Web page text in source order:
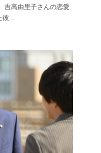
吉高由里子さんの恋愛
彼